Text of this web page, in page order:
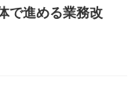
で進める業務改